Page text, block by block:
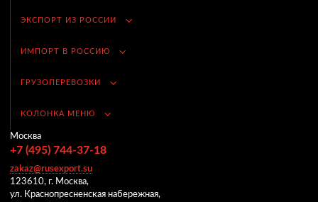
ЭКСПОРТ ИЗ РОССИИ
ИМПОРТ В РОССИЮ
ГРУЗОПЕРЕВОЗКИ
КОЛОНКА МЕНЮ
Москва
+7 (495) 744-37-18
zakaz@rusexport.su
123610, г. Москва,
ул. Краснопресненская набережная,